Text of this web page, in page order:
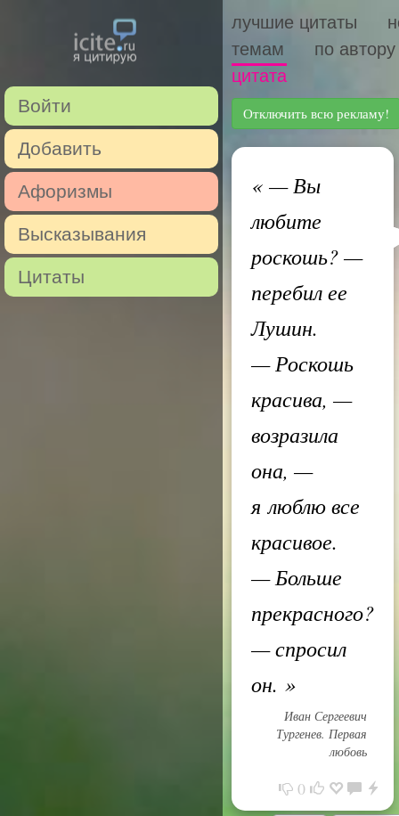
Войти
Добавить
Афоризмы
Высказывания
Цитаты
лучшие цитаты
темам
по автору
цитата
Отключить всю рекламу!
«— Вы
любите
роскошь? —
перебил ее
Лушин.
— Роскошь
красива, —
возразила
она, —
я люблю все
красивое.
— Больше
прекрасного?
— спросил
он. »
Иван Сергеевич
Тургенев. Первая
любовь
0